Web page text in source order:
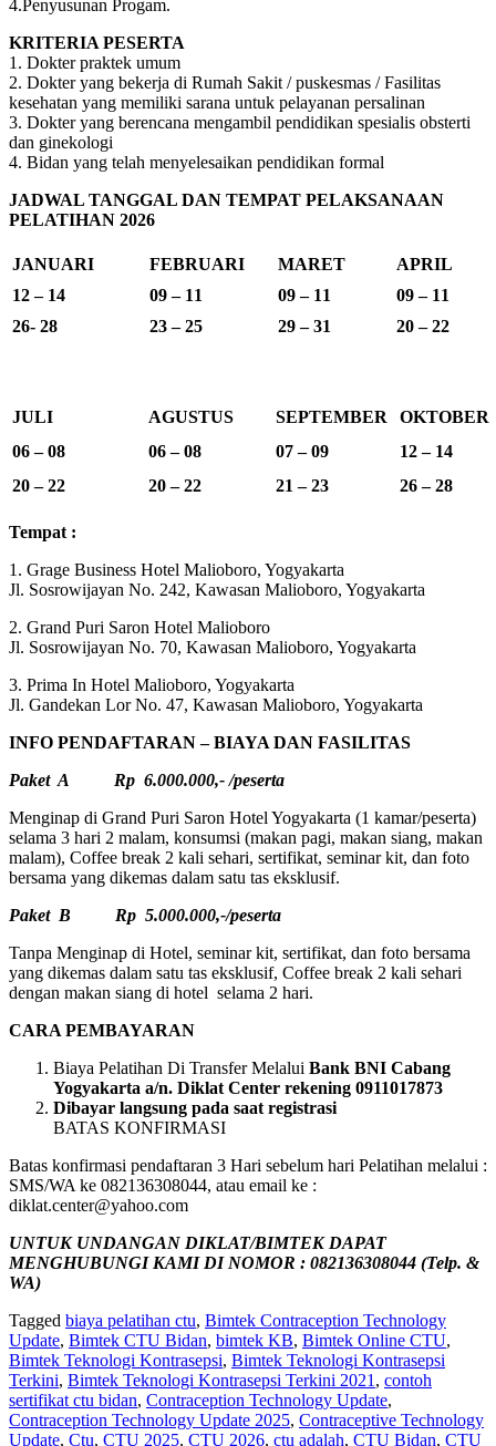
4.Penyusunan Progam.
KRITERIA PESERTA
1. Dokter praktek umum
2. Dokter yang bekerja di Rumah Sakit / puskesmas / Fasilitas
kesehatan yang memiliki sarana untuk pelayanan persalinan
3. Dokter yang berencana mengambil pendidikan spesialis obsterti
dan ginekologi
4. Bidan yang telah menyelesaikan pendidikan formal
JADWAL TANGGAL DAN TEMPAT PELAKSANAAN
PELATIHAN 2026
JANUARI FEBRUARI MARET
APRIL
12 – 14
09 – 11 09 – 11
09 – 11
26- 28
23 – 25 29 – 31 20 – 22
JULI AGUSTUS SEPTEMBER
OKTOBER
06 – 08
06 – 08 07 – 09
12 – 14
20 – 22
20 – 22 21 – 23 26 – 28
Tempat :
1. Grage Business Hotel Malioboro, Yogyakarta
Jl. Sosrowijayan No. 242, Kawasan Malioboro, Yogyakarta
2. Grand Puri Saron Hotel Malioboro
Jl. Sosrowijayan No. 70, Kawasan Malioboro, Yogyakarta
3. Prima In Hotel Malioboro, Yogyakarta
Jl. Gandekan Lor No. 47, Kawasan Malioboro, Yogyakarta
INFO PENDAFTARAN – BIAYA DAN FASILITAS
Paket A Rp 6.000.000,- /peserta
Menginap di Grand Puri Saron Hotel Yogyakarta (1 kamar/peserta)
selama 3 hari 2 malam, konsumsi (makan pagi, makan siang, makan
malam), Coffee break 2 kali sehari, sertifikat, seminar kit, dan foto
bersama yang dikemas dalam satu tas eksklusif.
Paket B Rp 5.000.000,-/peserta
Tanpa Menginap di Hotel, seminar kit, sertifikat, dan foto bersama
yang dikemas dalam satu tas eksklusif, Coffee break 2 kali sehari
dengan makan siang di hotel selama 2 hari.
CARA PEMBAYARAN
Biaya Pelatihan Di Transfer Melalui Bank BNI Cabang
Yogyakarta a/n. Diklat Center rekening 0911017873
Dibayar langsung pada saat registrasi
BATAS KONFIRMASI
Batas konfirmasi pendaftaran 3 Hari sebelum hari Pelatihan melalui :
SMS/WA ke 082136308044, atau email ke :
diklat.center@yahoo.com
UNTUK UNDANGAN DIKLAT/BIMTEK DAPAT
MENGHUBUNGI KAMI DI NOMOR : 082136308044 (Telp. &
WA)
Tagged biaya pelatihan ctu, Bimtek Contraception Technology
Update, Bimtek CTU Bidan, bimtek KB, Bimtek Online CTU,
Bimtek Teknologi Kontrasepsi, Bimtek Teknologi Kontrasepsi
Terkini, Bimtek Teknologi Kontrasepsi Terkini 2021 , contoh
sertifikat ctu bidan, Contraception Technology Update,
Contraception Technology Update 2025, Contraceptive Technology
Update, Ctu, CTU 2025, CTU 2026, ctu adalah, CTU Bidan, CTU